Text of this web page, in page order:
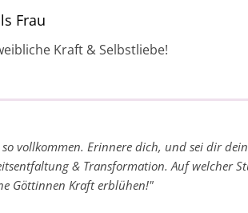
Frau
Kraft & Selbstliebe!
vollkommen. Erinnere dich, und sei dir
& Transformation. Auf welcher
Göttinnen Kraft erblühen!"